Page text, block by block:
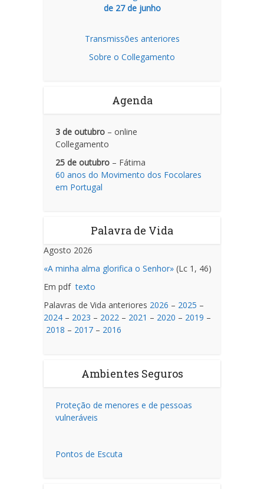
de 27 de junho
Transmissões anteriores
Sobre o Collegamento
Agenda
3 de outubro – online
Collegamento
25 de outubro – Fátima
60 anos do Movimento dos Focolares
em Portugal
Palavra de Vida
Agosto 2026
«A minha alma glorifica o Senhor» (Lc 1, 46)
Em pdftexto
Palavras de Vida anteriores 2026 – 2025 –
2024 – 2023 – 2022 – 2021 – 2020 – 2019 –
2018 – 2017 – 2016
Ambientes Seguros
Proteção de menores e de pessoas
vulneráveis
Pontos de Escuta